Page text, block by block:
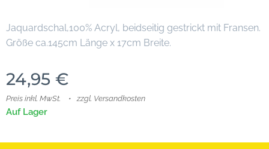
Jaquardschal,100% Acryl, beidseitig gestrickt mit Fransen.
Größe ca.145cm Länge x 17cm Breite.
24,95 €
Preis inkl. MwSt. zzgl. Versandkosten
Auf Lager